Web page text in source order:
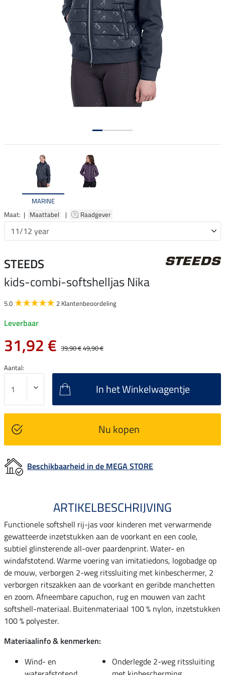
MARINE
Maat: | Maattabel | Raadgever
STEEDS
kids-combi-softshelljas Nika
5.0 2 Klantenbeoordeling
Leverbaar
31,92 € 39,90 €49,90 €
Aantal:
In het Winkelwagentje
Nu kopen
Beschikbaarheid in de MEGA STORE
ARTIKELBESCHRIJVING
Functionele softshell rij-jas voor kinderen met verwarmende
gewatteerde inzetstukken aan de voorkant en een coole,
subtiel glinsterende all-over paardenprint. Water- en
windafstotend. Warme voering van imitatiedons, logobadge op
de mouw, verborgen 2-weg ritssluiting met kinbeschermer, 2
verborgen ritszakken aan de voorkant en geribde manchetten
en zoom. Afneembare capuchon, rug en mouwen van zacht
softshell-materiaal. Buitenmateriaal 100 % nylon, inzetstukken
100 % polyester.
Materiaalinfo & kenmerken:
Wind- en
Onderlegde 2-weg ritssluiting